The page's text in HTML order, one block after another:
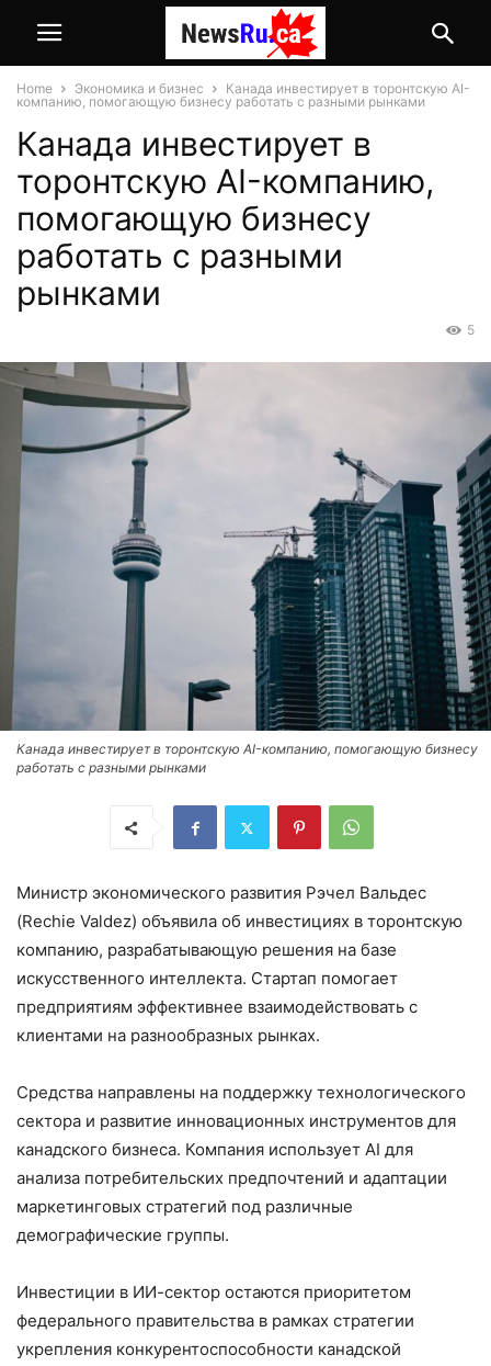
Home Экономика и бизнес
Канада инвестирует в торонтскую AI-
компанию, помогающую бизнесу работать с разными рынками
Канада инвестирует в
торонтскую AI-компанию,
помогающую бизнесу
работать с разными
рынками
5
Канада инвестирует в торонтскую AI-компанию, помогающую бизнесу
работать с разными рынками
Министр экономического развития Рэчел Вальдес
(Rechie Valdez) объявила об инвестициях в торонтскую
компанию, разрабатывающую решения на базе
искусственного интеллекта. Стартап помогает
предприятиям эффективнее взаимодействовать с
клиентами на разнообразных рынках.
Средства направлены на поддержку технологического
сектора и развитие инновационных инструментов для
канадского бизнеса. Компания использует AI для
анализа потребительских предпочтений и адаптации
маркетинговых стратегий под различные
демографические группы.
Инвестиции в ИИ-сектор остаются приоритетом
федерального правительства в рамках стратегии
укрепления конкурентоспособности канадской